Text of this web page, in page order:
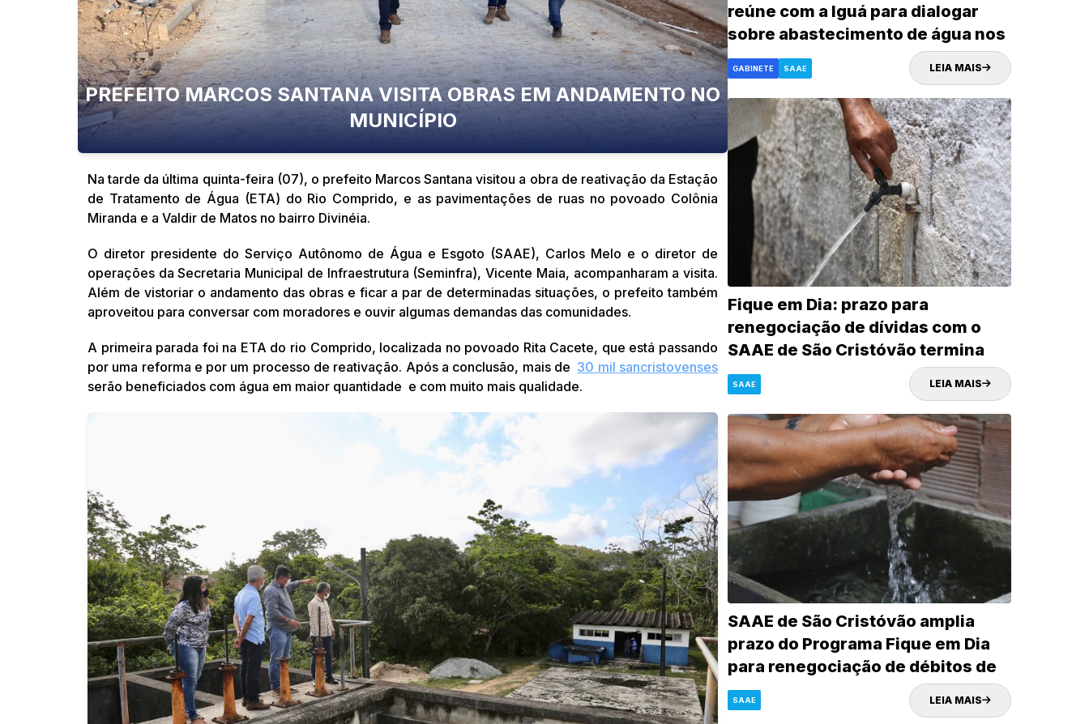
PREFEITO MARCOS SANTANA VISITA OBRAS EM ANDAMENTO NO
MUNICÍPIO
Na tarde da última quinta-feira (07), o prefeito Marcos Santana visitou a obra de reativação da Estação
de Tratamento de Água (ETA) do Rio Comprido, e as pavimentações de ruas no povoado Colônia
Miranda e a Valdir de Matos no bairro Divinéia.
O diretor presidente do Serviço Autônomo de Água e Esgoto (SAAE), Carlos Melo e o diretor de
operações da Secretaria Municipal de Infraestrutura (Seminfra), Vicente Maia, acompanharam a visita.
Além de vistoriar o andamento das obras e ficar a par de determinadas situações, o prefeito também
aproveitou para conversar com moradores e ouvir algumas demandas das comunidades.
A primeira parada foi na ETA do rio Comprido, localizada no povoado Rita Cacete, que está passando
por uma reforma e por um processo de reativação. Após a conclusão, mais de 30 mil sancristovenses
serão beneficiados com água em maior quantidade e com muito mais qualidade.
reúne com a Iguá para dialogar
sobre abastecimento de água nos
povoados do município
GABINETE SAAE LEIA MAIS
Fique em Dia: prazo para
renegociação de dívidas com o
SAAE de São Cristóvão termina
nesta sexta-feira (30)
SAAE LEIA MAIS
SAAE de São Cristóvão amplia
prazo do Programa Fique em Dia
para renegociação de débitos de
consumidores inadimplentes
SAAE LEIA MAIS